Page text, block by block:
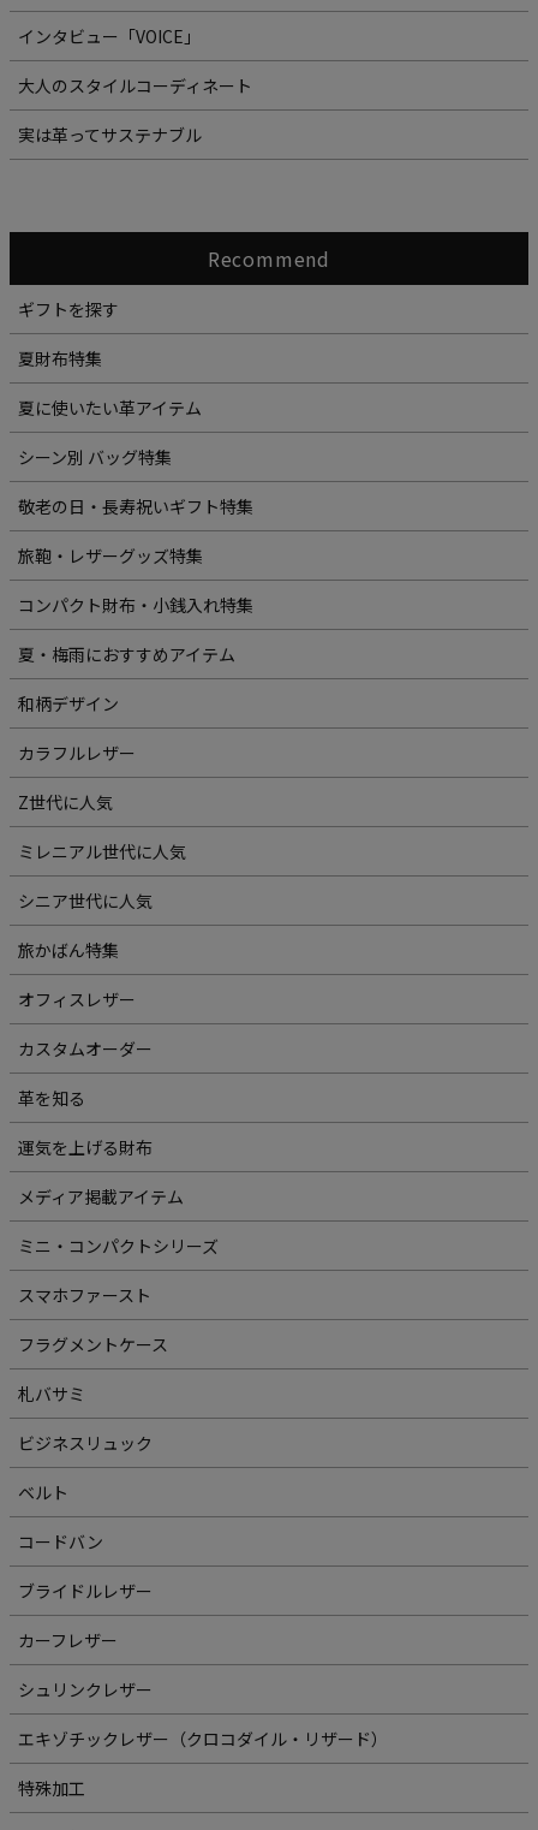
インタビュー「VOICE」
大人のスタイルコーディネート
実は革ってサステナブル
Recommend
ギフトを探す
夏財布特集
夏に使いたい革アイテム
シーン別 バッグ特集
敬老の日・長寿祝いギフト特集
旅鞄・レザーグッズ特集
コンパクト財布・小銭入れ特集
夏・梅雨におすすめアイテム
和柄デザイン
カラフルレザー
Z世代に人気
ミレニアル世代に人気
シニア世代に人気
旅かばん特集
オフィスレザー
カスタムオーダー
革を知る
運気を上げる財布
メディア掲載アイテム
ミニ・コンパクトシリーズ
スマホファースト
フラグメントケース
札バサミ
ビジネスリュック
ベルト
コードバン
ブライドルレザー
カーフレザー
シュリンクレザー
エキゾチックレザー（クロコダイル・リザード）
特殊加工